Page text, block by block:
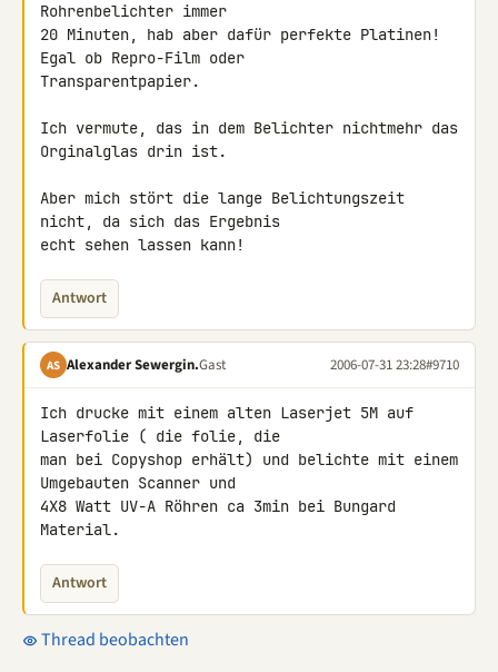
Rohrenbelichter immer
20 Minuten, hab aber dafür perfekte Platinen!
Egal ob Repro-Film oder
Transparentpapier.
Ich vermute, das in dem Belichter nichtmehr das
Orginalglas drin ist.
Aber mich stört die lange Belichtungszeit
nicht, da sich das Ergebnis
echt sehen lassen kann!
Antwort
AS Alexander Sewergin.Gast 2006-07-31 23:28#9710
Ich drucke mit einem alten Laserjet 5M auf
Laserfolie ( die folie, die
man bei Copyshop erhält) und belichte mit einem
Umgebauten Scanner und
4X8 Watt UV-A Röhren ca 3min bei Bungard
Material.
Antwort
Thread beobachten